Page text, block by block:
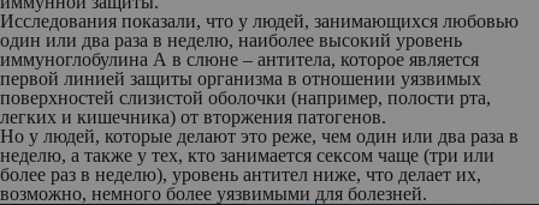
Исследования показали, что у людей, занимающихся любовью
один или два раза в неделю, наиболее высокий уровень
иммуноглобулина А в слюне – антитела, которое является
первой линией защиты организма в отношении уязвимых
поверхностей слизистой оболочки (например, полости рта,
легких и кишечника) от вторжения патогенов.
Но у людей, которые делают это реже, чем один или два раза в
неделю, а также у тех, кто занимается сексом чаще (три или
более раз в неделю), уровень антител ниже, что делает их,
возможно, немного более уязвимыми для болезней.